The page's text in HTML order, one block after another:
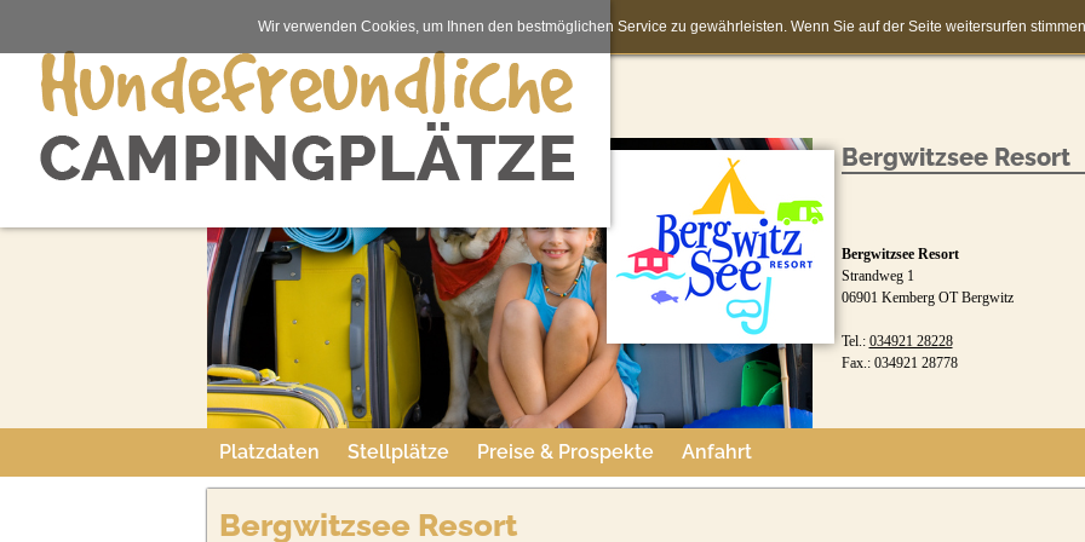
Bergwitzsee Resort
Bergwitzsee Resort
Strandweg 1
06901 Kemberg OT Bergwitz
Tel.: 034921 28228
Fax.: 034921 28778
Platzdaten Stellplätze Preise & Prospekte Anfahrt
Bergwitzsee Resort
Wir verwenden Cookies, um Ihnen den bestmöglichen Service zu gewährleisten. Wenn Sie auf der Seite weitersurfen